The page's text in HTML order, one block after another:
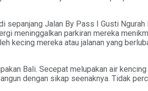
Jalan By Pass I Gusti
meninggalkan parkiran mereka
kecing mereka atau jalanan yang
Bali. Secepat melupakan air
dengan sikap seenaknya. Tidak